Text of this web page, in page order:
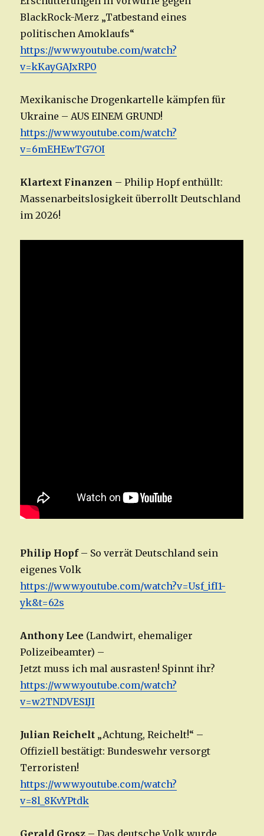
BlackRock-Merz „Tatbestand eines
politischen Amoklaufs“
https://www.youtube.com/watch?
v=kKayGAJxRP0
Mexikanische Drogenkartelle kämpfen für
Ukraine – AUS EINEM GRUND!
https://www.youtube.com/watch?
v=6mEHEwTG7OI
Klartext Finanzen – Philip Hopf enthüllt:
Massenarbeitslosigkeit überrollt Deutschland
im 2026!
Philip Hopf – So verrät Deutschland sein
eigenes Volk
https://www.youtube.com/watch?v=Usf_ifI1-
yk&t=62s
Anthony Lee (Landwirt, ehemaliger
Polizeibeamter) –
Jetzt muss ich mal ausrasten! Spinnt ihr?
https://www.youtube.com/watch?
v=w2TNDVES1JI
Julian Reichelt „Achtung, Reichelt!“ –
Offiziell bestätigt: Bundeswehr versorgt
Terroristen!
https://www.youtube.com/watch?
v=8l_8KvYPtdk